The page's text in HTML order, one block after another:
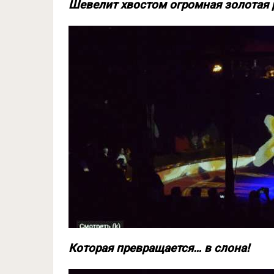
Шевелит хвостом огромная золотая
Которая превращается… в слона!